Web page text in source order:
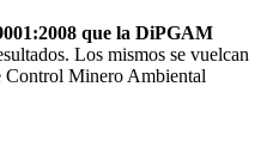
que la DiPGAM
Los mismos se vuelcan
Control Minero Ambiental